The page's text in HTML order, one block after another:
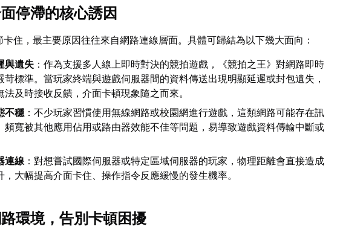
停滯的核心誘因
住，最主要原因往往來自網路連線層面。具體可歸結為以下幾大面向：
與遺失 ：作為支援多人線上即時對決的競拍遊戲，《競拍之王》對網路即時
苛標準。當玩家終端與遊戲伺服器間的資料傳送出現明顯延遲或封包遺失，
法及時接收反饋，介面卡頓現象隨之而來。
不穩 ：不少玩家習慣使用無線網路或校園網進行遊戲，這類網路可能存在訊
頻寬被其他應用佔用或路由器效能不佳等問題，易導致遊戲資料傳輸中斷或
連線 ：對想嘗試國際伺服器或特定區域伺服器的玩家，物理距離會直接造成
，大幅提高介面卡住、操作指令反應緩慢的發生機率。
環境，告別卡頓困擾